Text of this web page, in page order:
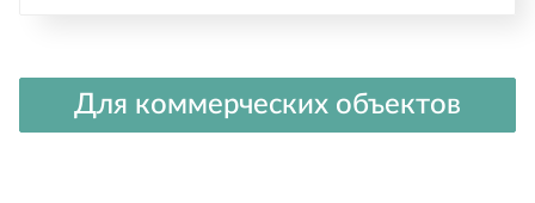
Для коммерческих объектов